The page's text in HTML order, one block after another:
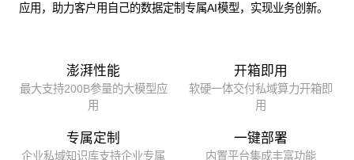
应用，助力客户用自己的数据定制专属AI模型，实现业务创新。
澎湃性能
最大支持200B参量的大模型应
用
开箱即用
软硬一体交付私域算力开箱即
用
专属定制
企业私域知识库支持企业专属
一键部署
内置平台集成丰富功能